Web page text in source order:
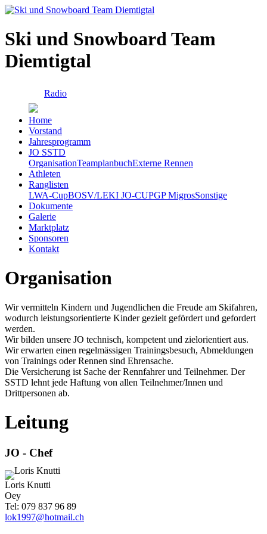
Ski und Snowboard Team
Diemtigtal
Radio
Home
Vorstand
Jahresprogramm
JO SSTD
OrganisationTeamplanbuchExterne Rennen
Athleten
Ranglisten
LWA-CupBOSV/LEKI JO-CUPGP MigrosSonstige
Dokumente
Galerie
Marktplatz
Sponsoren
Kontakt
Organisation
Wir vermitteln Kindern und Jugendlichen die Freude am Skifahren,
wodurch leistungsorientierte Kinder gezielt gefördert und gefordert
werden.
Wir bilden unsere JO technisch, kompetent und zielorientiert aus.
Wir erwarten einen regelmässigen Trainingsbesuch, Abmeldungen
von Trainings oder Rennen sind Ehrensache.
Die Versicherung ist Sache der Rennfahrer und Teilnehmer. Der
SSTD lehnt jede Haftung von allen Teilnehmer/Innen und
Drittpersonen ab.
Leitung
JO - Chef
Loris Knutti
Oey
Tel: 079 837 96 89
lok1997@hotmail.ch